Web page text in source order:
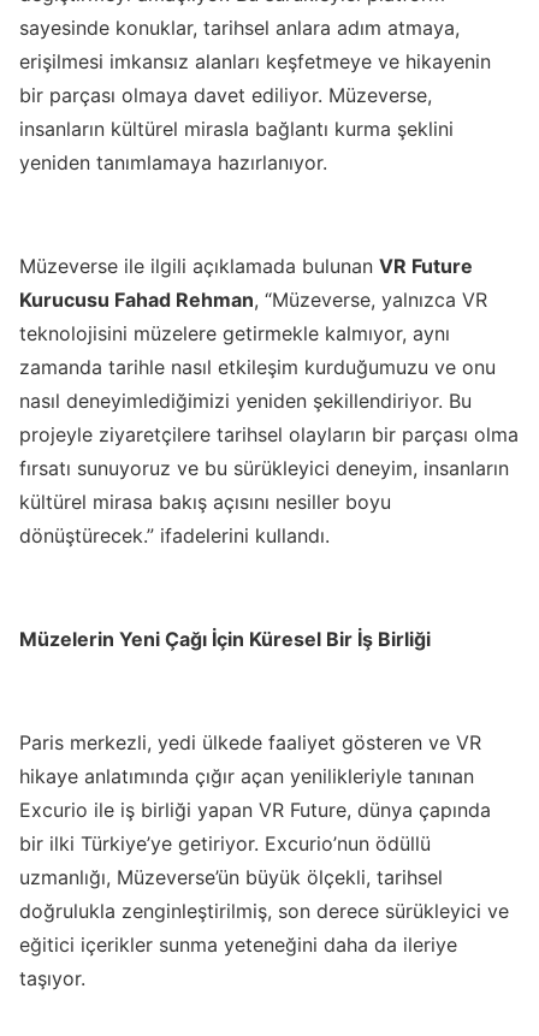
sayesinde konuklar, tarihsel anlara adım atmaya,
erişilmesi imkansız alanları keşfetmeye ve hikayenin
bir parçası olmaya davet ediliyor. Müzeverse,
insanların kültürel mirasla bağlantı kurma şeklini
yeniden tanımlamaya hazırlanıyor.
Müzeverse ile ilgili açıklamada bulunan VR Future
Kurucusu Fahad Rehman, “Müzeverse, yalnızca VR
teknolojisini müzelere getirmekle kalmıyor, aynı
zamanda tarihle nasıl etkileşim kurduğumuzu ve onu
nasıl deneyimlediğimizi yeniden şekillendiriyor. Bu
projeyle ziyaretçilere tarihsel olayların bir parçası olma
fırsatı sunuyoruz ve bu sürükleyici deneyim, insanların
kültürel mirasa bakış açısını nesiller boyu
dönüştürecek.” ifadelerini kullandı.
Müzelerin Yeni Çağı İçin Küresel Bir İş Birliği
Paris merkezli, yedi ülkede faaliyet gösteren ve VR
hikaye anlatımında çığır açan yenilikleriyle tanınan
Excurio ile iş birliği yapan VR Future, dünya çapında
bir ilki Türkiye’ye getiriyor. Excurio’nun ödüllü
uzmanlığı, Müzeverse’ün büyük ölçekli, tarihsel
doğrulukla zenginleştirilmiş, son derece sürükleyici ve
eğitici içerikler sunma yeteneğini daha da ileriye
taşıyor.